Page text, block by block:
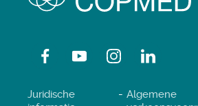
Juridische
Algemene